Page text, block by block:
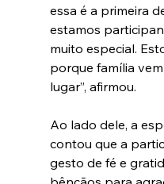
essa é a primeira
estamos
muito especial.
porque família
lugar”, afirmou.
Ao lado dele, a
contou que a
gesto de fé e